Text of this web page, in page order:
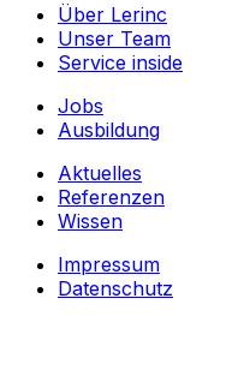
Über Lerinc
Unser Team
Service inside
Jobs
Ausbildung
Aktuelles
Referenzen
Wissen
Impressum
Datenschutz